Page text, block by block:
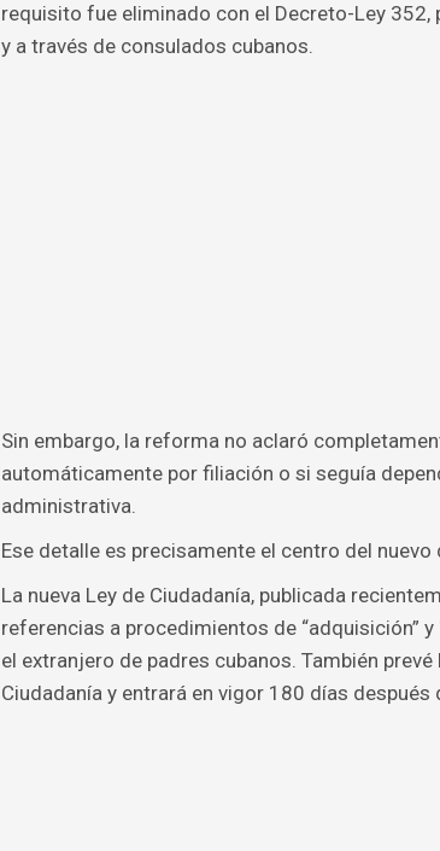
requisito fue eliminado con el Decreto-Ley
y a través de consulados cubanos.
Sin embargo, la reforma no aclaró
automáticamente por filiación o si seguía
administrativa.
Ese detalle es precisamente el centro del nuevo
La nueva Ley de Ciudadanía, publicada
referencias a procedimientos de “adquisición”
el extranjero de padres cubanos. También
Ciudadanía y entrará en vigor 180 días